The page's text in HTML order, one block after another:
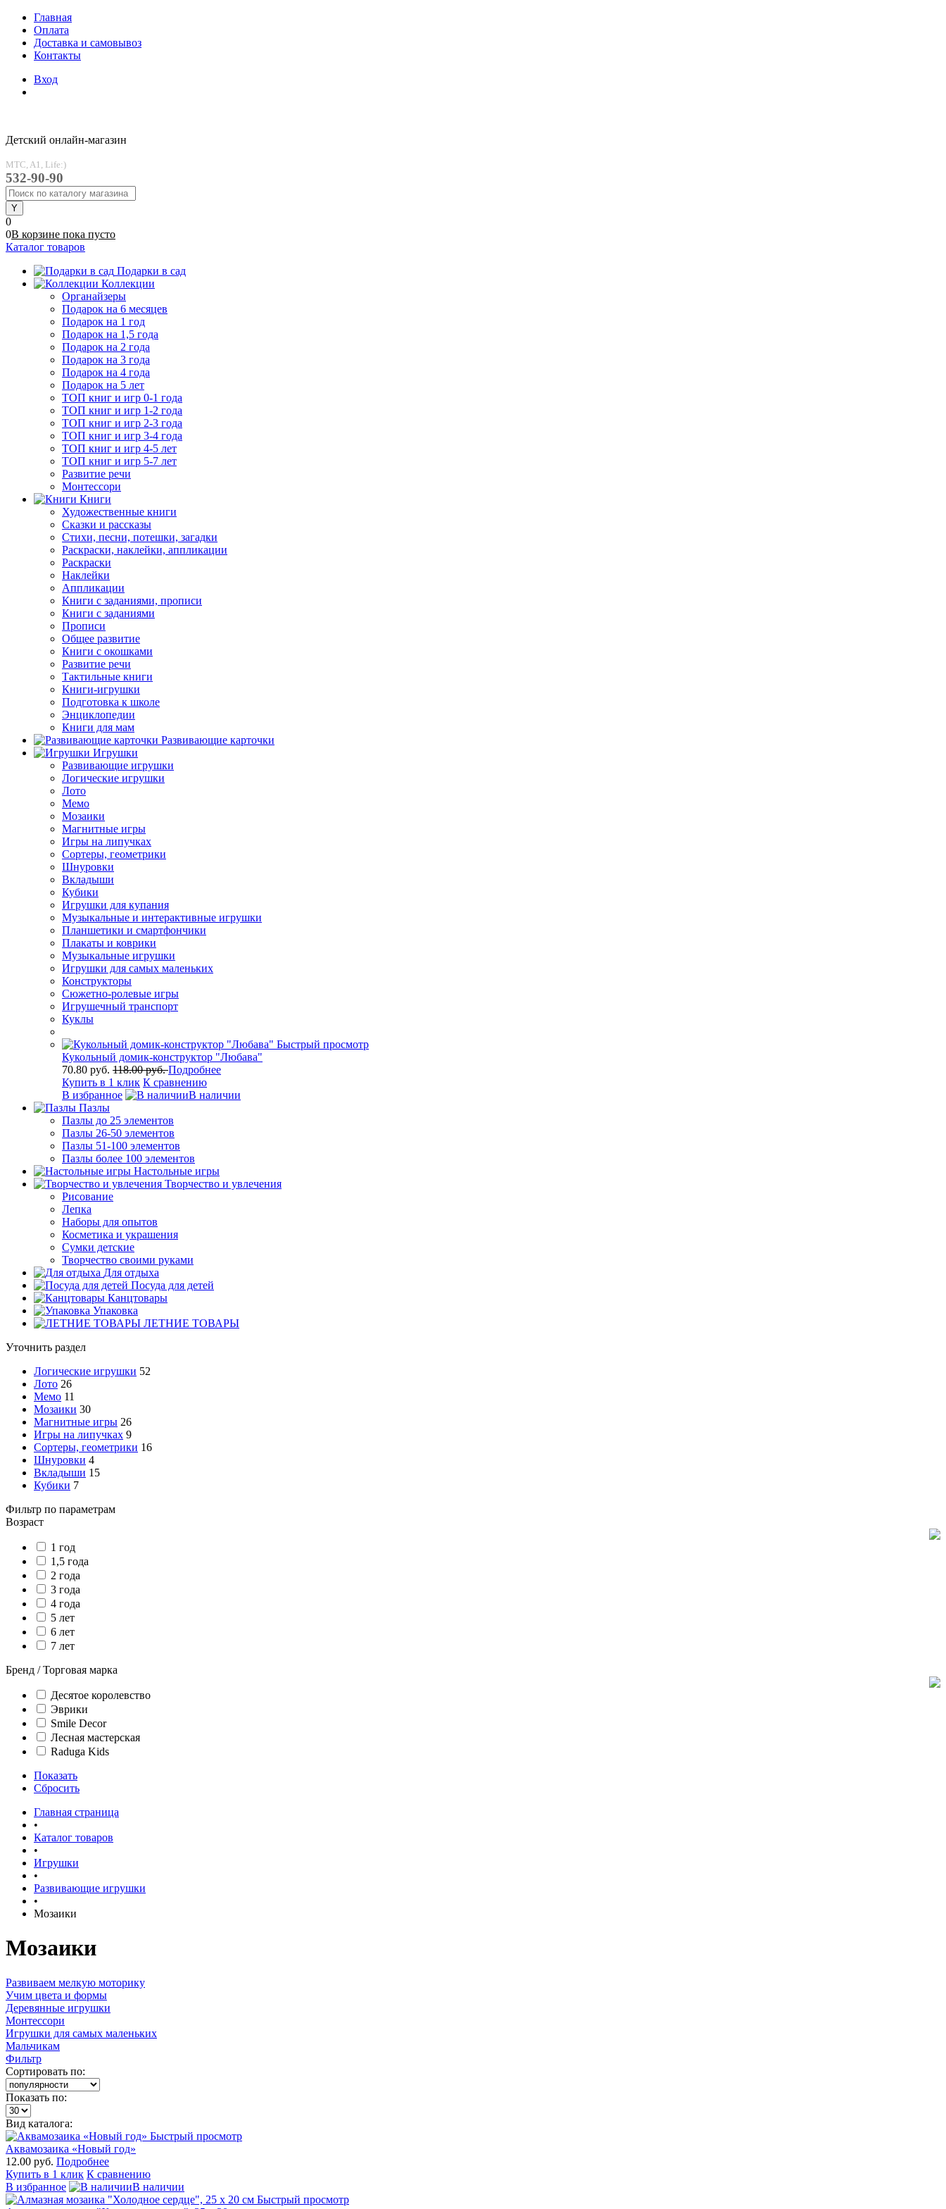
Главная
Оплата
Доставка и самовывоз
Контакты
Вход
Детский онлайн-магазин
MTC, A1, Life:)
532-90-90
0
0В корзине пока пусто
Каталог товаров
Подарки в сад
Коллекции
Органайзеры
Подарок на 6 месяцев
Подарок на 1 год
Подарок на 1,5 года
Подарок на 2 года
Подарок на 3 года
Подарок на 4 года
Подарок на 5 лет
ТОП книг и игр 0-1 года
ТОП книг и игр 1-2 года
ТОП книг и игр 2-3 года
ТОП книг и игр 3-4 года
ТОП книг и игр 4-5 лет
ТОП книг и игр 5-7 лет
Развитие речи
Монтессори
Книги
Художественные книги
Сказки и рассказы
Стихи, песни, потешки, загадки
Раскраски, наклейки, аппликации
Раскраски
Наклейки
Аппликации
Книги с заданиями, прописи
Книги с заданиями
Прописи
Общее развитие
Книги с окошками
Развитие речи
Тактильные книги
Книги-игрушки
Подготовка к школе
Энциклопедии
Книги для мам
Развивающие карточки
Игрушки
Развивающие игрушки
Логические игрушки
Лото
Мемо
Мозаики
Магнитные игры
Игры на липучках
Сортеры, геометрики
Шнуровки
Вкладыши
Кубики
Игрушки для купания
Музыкальные и интерактивные игрушки
Планшетики и смартфончики
Плакаты и коврики
Музыкальные игрушки
Игрушки для самых маленьких
Конструкторы
Сюжетно-ролевые игры
Игрушечный транспорт
Куклы
Быстрый просмотр
Кукольный домик-конструктор "Любава"
70.80 руб. 118.00 руб.Подробнее
Купить в 1 клик К сравнению
В избранное
В наличии
Пазлы
Пазлы до 25 элементов
Пазлы 26-50 элементов
Пазлы 51-100 элементов
Пазлы более 100 элементов
Настольные игры
Творчество и увлечения
Рисование
Лепка
Наборы для опытов
Косметика и украшения
Сумки детские
Творчество своими руками
Для отдыха
Посуда для детей
Канцтовары
Упаковка
ЛЕТНИЕ ТОВАРЫ
Уточнить раздел
Логические игрушки 52
Лото 26
Мемо 11
Мозаики 30
Магнитные игры 26
Игры на липучках 9
Сортеры, геометрики 16
Шнуровки 4
Вкладыши 15
Кубики 7
Фильтр по параметрам
Возраст
1 год
1,5 года
2 года
3 года
4 года
5 лет
6 лет
7 лет
Бренд / Торговая марка
Десятое королевство
Эврики
Smile Decor
Лесная мастерская
Raduga Kids
Показать
Сбросить
Главная страница
•
Каталог товаров
•
Игрушки
•
Развивающие игрушки
•
Мозаики
Мозаики
Развиваем мелкую моторику
Учим цвета и формы
Деревянные игрушки
Монтессори
Игрушки для самых маленьких
Мальчикам
Фильтр
Сортировать по:
Показать по:
Вид каталога:
Быстрый просмотр
Аквамозаика «Новый год»
12.00 руб. Подробнее
Купить в 1 клик К сравнению
В избранное
В наличии
Быстрый просмотр